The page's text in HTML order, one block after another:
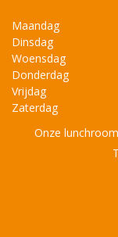
Maandag
Dinsdag
Woensdag
Donderdag
Vrijdag
Zaterdag
Onze